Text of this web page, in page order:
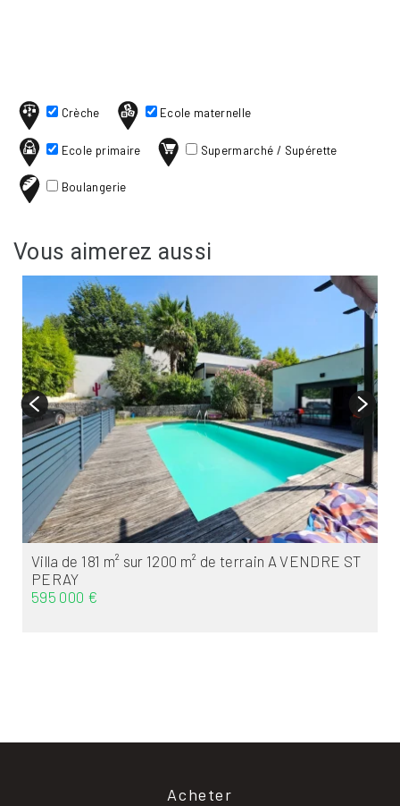
Crèche Ecole maternelle
Ecole primaire Supermarché / Supérette
Boulangerie
Vous aimerez aussi
Villa de 181 m² sur 1200 m² de terrain A VENDRE ST
PERAY
595 000 €
Acheter